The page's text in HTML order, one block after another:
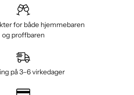
for både hjemmebaren
og proffbaren
på 3–6 virkedager